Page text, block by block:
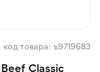
код товара: ъ9719683
Classic